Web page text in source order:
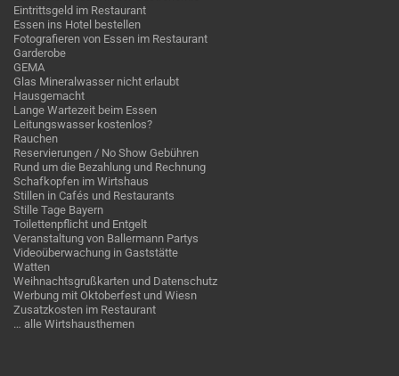
Eintrittsgeld im Restaurant
Essen ins Hotel bestellen
Fotografieren von Essen im Restaurant
Garderobe
GEMA
Glas Mineralwasser nicht erlaubt
Hausgemacht
Lange Wartezeit beim Essen
Leitungswasser kostenlos?
Rauchen
Reservierungen / No Show Gebühren
Rund um die Bezahlung und Rechnung
Schafkopfen im Wirtshaus
Stillen in Cafés und Restaurants
Stille Tage Bayern
Toilettenpflicht und Entgelt
Veranstaltung von Ballermann Partys
Videoüberwachung in Gaststätte
Watten
Weihnachtsgrußkarten und Datenschutz
Werbung mit Oktoberfest und Wiesn
Zusatzkosten im Restaurant
… alle Wirtshausthemen